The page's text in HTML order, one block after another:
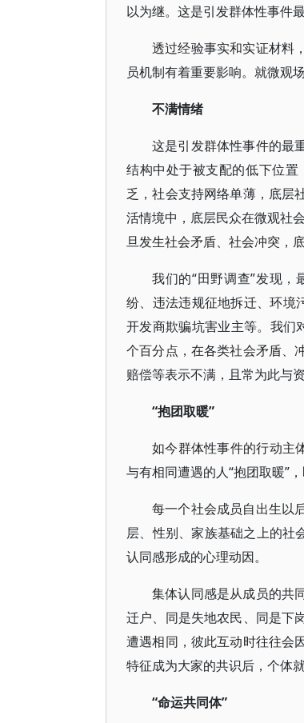
以为继。这是引发群体性事件
透过经验事实和实证材料
员机制有着重要影响。就微观
不满情绪
这是引发群体性事件的最
结构中处于被支配的低下位
乏，社会支持网络单薄，底层
活情境中，底层民众在微观社
旦发生社会矛盾、社会冲突，
我们的“田野调查”发现
纷、违法违规征地拆迁、环境
开发商欺骗坑害业主等。我们
个百分点，在各类社会矛盾、
赔偿等表示不满，且常为此与
“抱团取暖”
如今群体性事件的行动主
与有相同遭遇的人“抱团取暖”，
每一个社会成员自出生以
层、性别、家族基础之上的社
认同感形成的心理动因。
集体认同感是从成员的共
迁户、同是失地农民、同是下
遭遇相同，彼此互动时往往会
特征成为大家的共识后，个体
“命运共同体”